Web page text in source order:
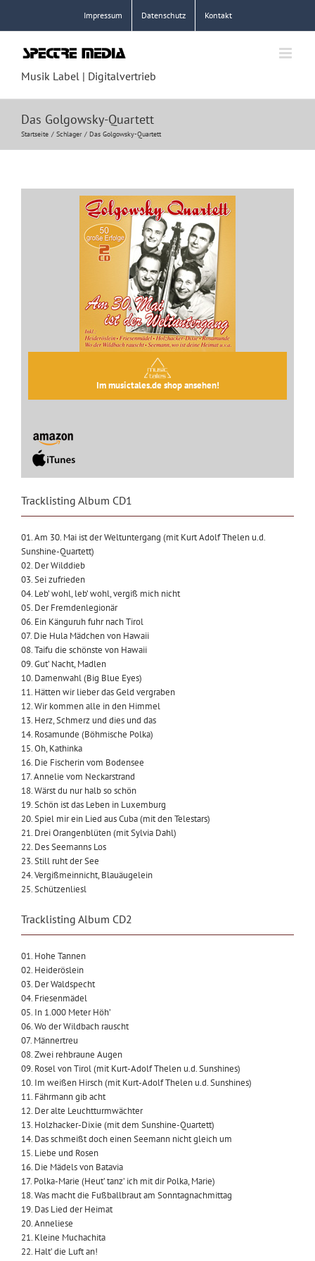
springen
Impressum Datenschutz Kontakt
Musik Label | Digitalvertrieb
Das Golgowsky-Quartett
Startseite Schlager Das Golgowsky-Quartett
Im musictales.de shop ansehen!
Tracklisting Album CD1
01. Am 30. Mai ist der Weltuntergang (mit Kurt Adolf Thelen u.d.
Sunshine-Quartett)
02. Der Wilddieb
03. Sei zufrieden
04. Leb’ wohl, leb’ wohl, vergiß mich nicht
05. Der Fremdenlegionär
06. Ein Känguruh fuhr nach Tirol
07. Die Hula Mädchen von Hawaii
08. Taifu die schönste von Hawaii
09. Gut’ Nacht, Madlen
10. Damenwahl (Big Blue Eyes)
11. Hätten wir lieber das Geld vergraben
12. Wir kommen alle in den Himmel
13. Herz, Schmerz und dies und das
14. Rosamunde (Böhmische Polka)
15. Oh, Kathinka
16. Die Fischerin vom Bodensee
17. Annelie vom Neckarstrand
18. Wärst du nur halb so schön
19. Schön ist das Leben in Luxemburg
20. Spiel mir ein Lied aus Cuba (mit den Telestars)
21. Drei Orangenblüten (mit Sylvia Dahl)
22. Des Seemanns Los
23. Still ruht der See
24. Vergißmeinnicht, Blauäugelein
25. Schützenliesl
Tracklisting Album CD2
01. Hohe Tannen
02. Heideröslein
03. Der Waldspecht
04. Friesenmädel
05. In 1.000 Meter Höh’
06. Wo der Wildbach rauscht
07. Männertreu
08. Zwei rehbraune Augen
09. Rosel von Tirol (mit Kurt-Adolf Thelen u.d. Sunshines)
10. Im weißen Hirsch (mit Kurt-Adolf Thelen u.d. Sunshines)
11. Fährmann gib acht
12. Der alte Leuchtturmwächter
13. Holzhacker-Dixie (mit dem Sunshine-Quartett)
14. Das schmeißt doch einen Seemann nicht gleich um
15. Liebe und Rosen
16. Die Mädels von Batavia
17. Polka-Marie (Heut’ tanz’ ich mit dir Polka, Marie)
18. Was macht die Fußballbraut am Sonntagnachmittag
19. Das Lied der Heimat
20. Anneliese
21. Kleine Muchachita
22. Halt’ die Luft an!